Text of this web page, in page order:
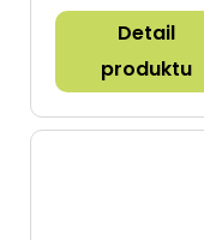
Detail
produktu